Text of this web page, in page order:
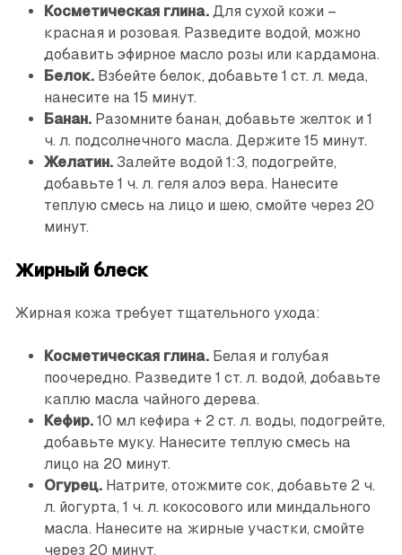
Косметическая глина.Для сухой кожи –
красная и розовая. Разведите водой, можно
добавить эфирное масло розы или кардамона.
Белок.Взбейте белок, добавьте 1 ст. л. меда,
нанесите на 15 минут.
Банан.Разомните банан, добавьте желток и 1
ч. л. подсолнечного масла. Держите 15 минут.
Желатин.Залейте водой 1:3, подогрейте,
добавьте 1 ч. л. геля алоэ вера. Нанесите
теплую смесь на лицо и шею, смойте через 20
минут.
Жирный блеск
Жирная кожа требует тщательного ухода:
Косметическая глина.Белая и голубая
поочередно. Разведите 1 ст. л. водой, добавьте
каплю масла чайного дерева.
Кефир.10 мл кефира + 2 ст. л. воды, подогрейте,
добавьте муку. Нанесите теплую смесь на
лицо на 20 минут.
Огурец.Натрите, отожмите сок, добавьте 2 ч.
л. йогурта, 1 ч. л. кокосового или миндального
масла. Нанесите на жирные участки, смойте
через 20 минут.